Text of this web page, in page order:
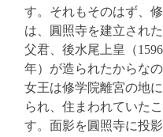
す。それもそのはず、
は、圓照寺を建立され
父君、後水尾上皇（
年）が造られたからな
女王は修学院離宮の地
られ、住まわれていた
す。面影を圓照寺に投